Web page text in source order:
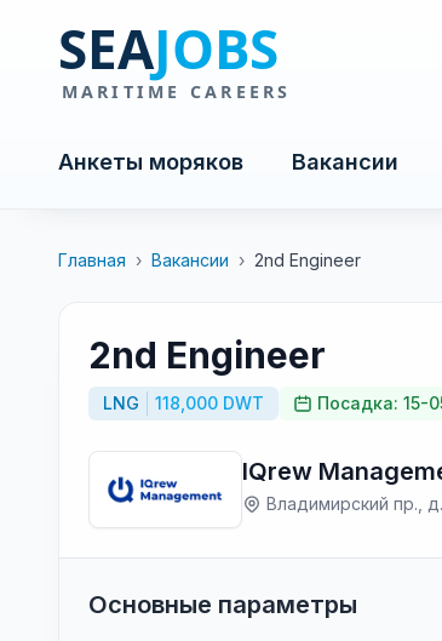
Анкеты моряков Вакансии
Главная › Вакансии › 2nd Engineer
2nd Engineer
LNG 118,000 DWT Посадка: 15-
IQrew
Владимирский пр.,
Основные параметры